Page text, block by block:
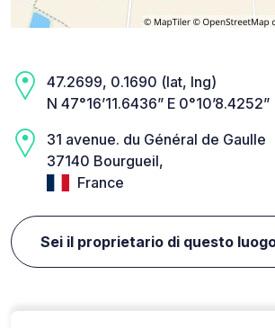
47.2699, 0.1690 (lat, lng)
N 47°16’11.6436” E 0°10’8.4252”
31 avenue. du Général de Gaulle
37140 Bourgueil,
France
Sei il proprietario di questo